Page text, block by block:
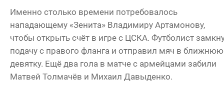
Именно столько времени потребовалось
нападающему «Зенита» Владимиру Артамонову,
чтобы открыть счёт в игре с ЦСКА. Футболист
подачу с правого фланга и отправил мяч в ближнюю
девятку. Ещё два гола в матче с армейцами забили
Матвей Толмачёв и Михаил Давыденко.